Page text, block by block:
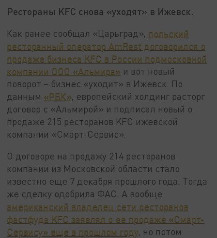
Рестораны KFC снова «уходят» в Ижевск.
Как ранее сообщал «Царьград», польский
ресторанный оператор AmRest договорился о
продаже бизнеса KFC в России подмосковной
компании ООО «Альмира» и вот новый
поворот – бизнес «уходит» в Ижевск. По
данным «РБК», европейский холдинг расторг
договор с «Альмирой» и подписал новый о
продаже 215 ресторанов KFC ижевской
компании «Смарт-Сервис».
О договоре на продажу 214 ресторанов
компании из Московской области стало
известно еще 7 декабря прошлого года. Тогда
же сделку одобрила ФАС. А вообще
американский владелец сети ресторанов
фастфуда KFC заявлял о ее продаже «Смарт-
Сервису» еще в прошлом году, но потом